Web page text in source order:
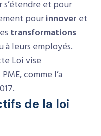
et pour
pourinnover et
transformations
leurs employés.
Loi vise
comme l’a
de la loi